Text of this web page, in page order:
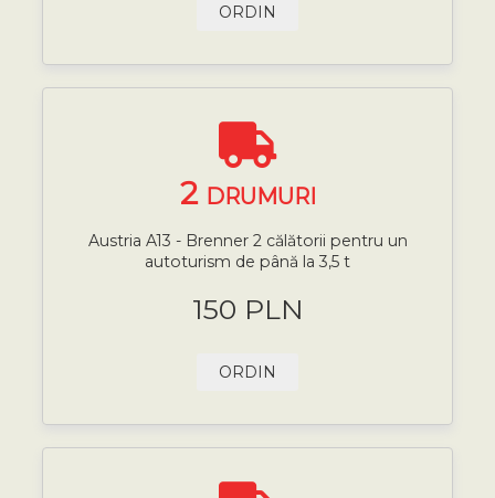
ORDIN
2 DRUMURI
Austria A13 - Brenner 2 călătorii pentru un
autoturism de până la 3,5 t
150 PLN
ORDIN